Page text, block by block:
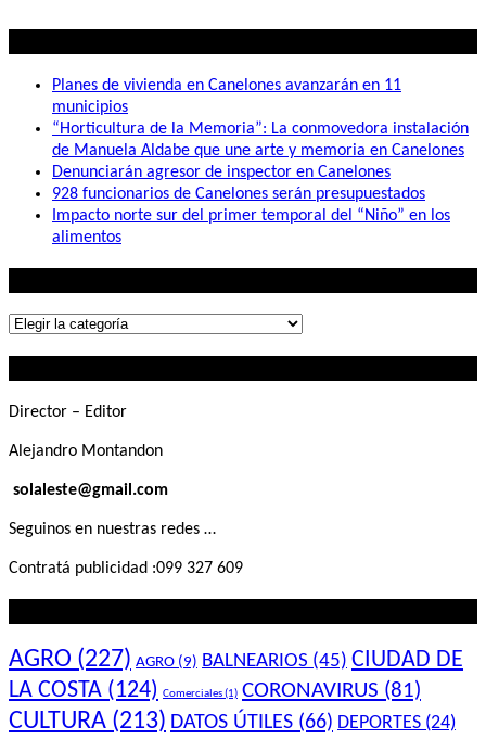
Planes de vivienda en Canelones avanzarán en 11
municipios
“Horticultura de la Memoria”: La conmovedora instalación
de Manuela Aldabe que une arte y memoria en Canelones
Denunciarán agresor de inspector en Canelones
928 funcionarios de Canelones serán presupuestados
Impacto norte sur del primer temporal del “Niño” en los
alimentos
Lo
Director – Editor
Alejandro Montandon
solaleste@gmail.com
Seguinos en nuestras redes …
Contratá publicidad :099 327 609
AGRO (227) AGRO (9) BALNEARIOS (45) CIUDAD DE
LA COSTA (124) Comerciales(1) CORONAVIRUS (81)
CULTURA (213) DATOS ÚTILES (66) DEPORTES (24)